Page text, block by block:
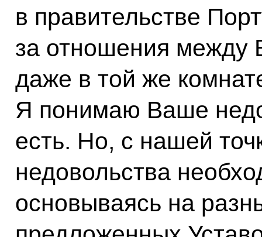
в правительстве
за отношения между
даже в той же
Я понимаю Ваше
есть. Но, с нашей
недовольства
основываясь на